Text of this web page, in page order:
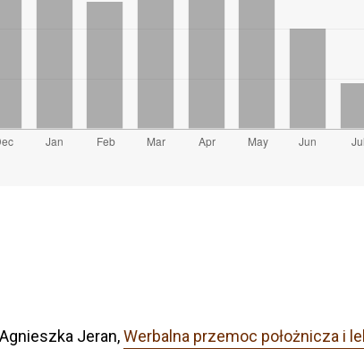
Jeran,Werbalna przemoc położnicza i